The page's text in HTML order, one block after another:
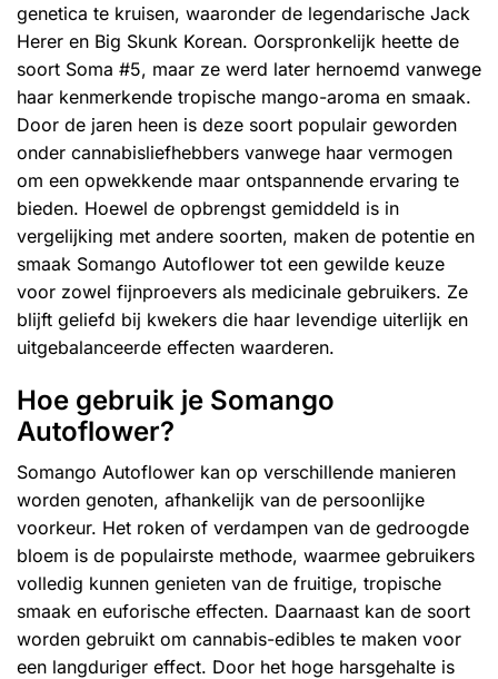
genetica te kruisen, waaronder de legendarische Jack
Herer en Big Skunk Korean. Oorspronkelijk heette de
soort Soma #5, maar ze werd later hernoemd vanwege
haar kenmerkende tropische mango-aroma en smaak.
Door de jaren heen is deze soort populair geworden
onder cannabisliefhebbers vanwege haar vermogen
om een opwekkende maar ontspannende ervaring te
bieden. Hoewel de opbrengst gemiddeld is in
vergelijking met andere soorten, maken de potentie en
smaak Somango Autoflower tot een gewilde keuze
voor zowel fijnproevers als medicinale gebruikers. Ze
blijft geliefd bij kwekers die haar levendige uiterlijk en
uitgebalanceerde effecten waarderen.
Hoe gebruik je Somango
Autoflower?
Somango Autoflower kan op verschillende manieren
worden genoten, afhankelijk van de persoonlijke
voorkeur. Het roken of verdampen van de gedroogde
bloem is de populairste methode, waarmee gebruikers
volledig kunnen genieten van de fruitige, tropische
smaak en euforische effecten. Daarnaast kan de soort
worden gebruikt om cannabis-edibles te maken voor
een langduriger effect. Door het hoge harsgehalte is